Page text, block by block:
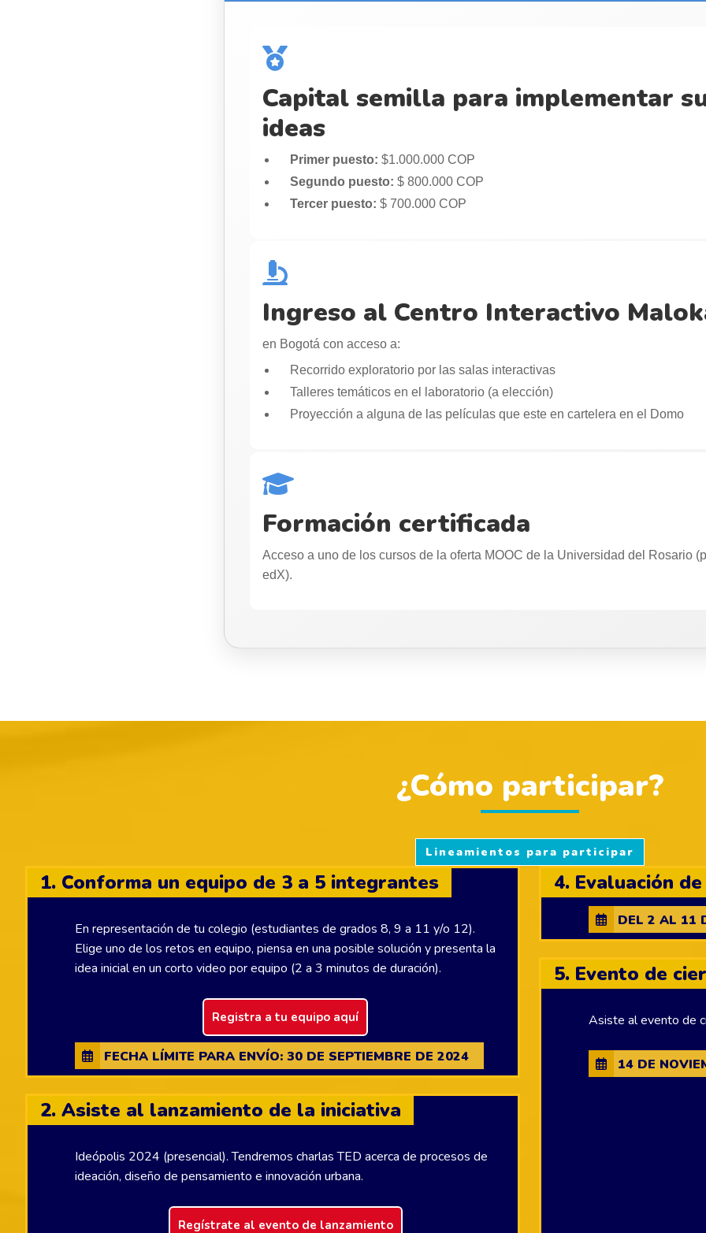
Capital semilla para implementar
ideas
Primer puesto: $1.000.000 COP
Segundo puesto: $ 800.000 COP
Tercer puesto: $ 700.000 COP
Ingreso al Centro Interactivo
en Bogotá con acceso a:
Recorrido exploratorio por las salas interactivas
Talleres temáticos en el laboratorio (a elección)
Proyección a alguna de las películas que este en cartelera en el Domo
Formación certificada
Acceso a uno de los cursos de la oferta MOOC de la Universidad del Rosario
edX).
¿Cómo participar?
Lineamientos para participar
1. Conforma un equipo de 3 a 5 integrantes
En representación de tu colegio (estudiantes de grados 8, 9 a 11 y/o 12).
Elige uno de los retos en equipo, piensa en una posible solución y presenta la
idea inicial en un corto video por equipo (2 a 3 minutos de duración).
Registra a tu equipo aquí
FECHA LÍMITE PARA ENVÍO: 30 DE SEPTIEMBRE DE 2024
2. Asiste al lanzamiento de la iniciativa
Ideópolis 2024 (presencial). Tendremos charlas TED acerca de procesos de
ideación, diseño de pensamiento e innovación urbana.
Regístrate al evento de lanzamiento
4. Evaluación
DEL 2 AL 11
5. Evento de
Asiste al evento de
14 DE